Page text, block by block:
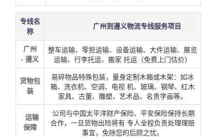
专线名
称
广州到遵义物流专线服务项目
广州
-遵义
整车运输、零担运输、设备运输、大件运输、展览
运输、行李托运、搬家 托运（免费上门估价）
货物包
装
易碎物品特殊包装，量身定制木箱或木架：如冰
箱、洗衣机、空调、电视 机、玻璃、钢琴、红木
家具、古董、雕塑、艺术品、名贵字画等。
运输
保障
公司与中国太平洋财产保险、平安保险保持长期
合作，一旦货物出险将有 专人全程负责处理理赔
事宜，免除您的后顾之忧。